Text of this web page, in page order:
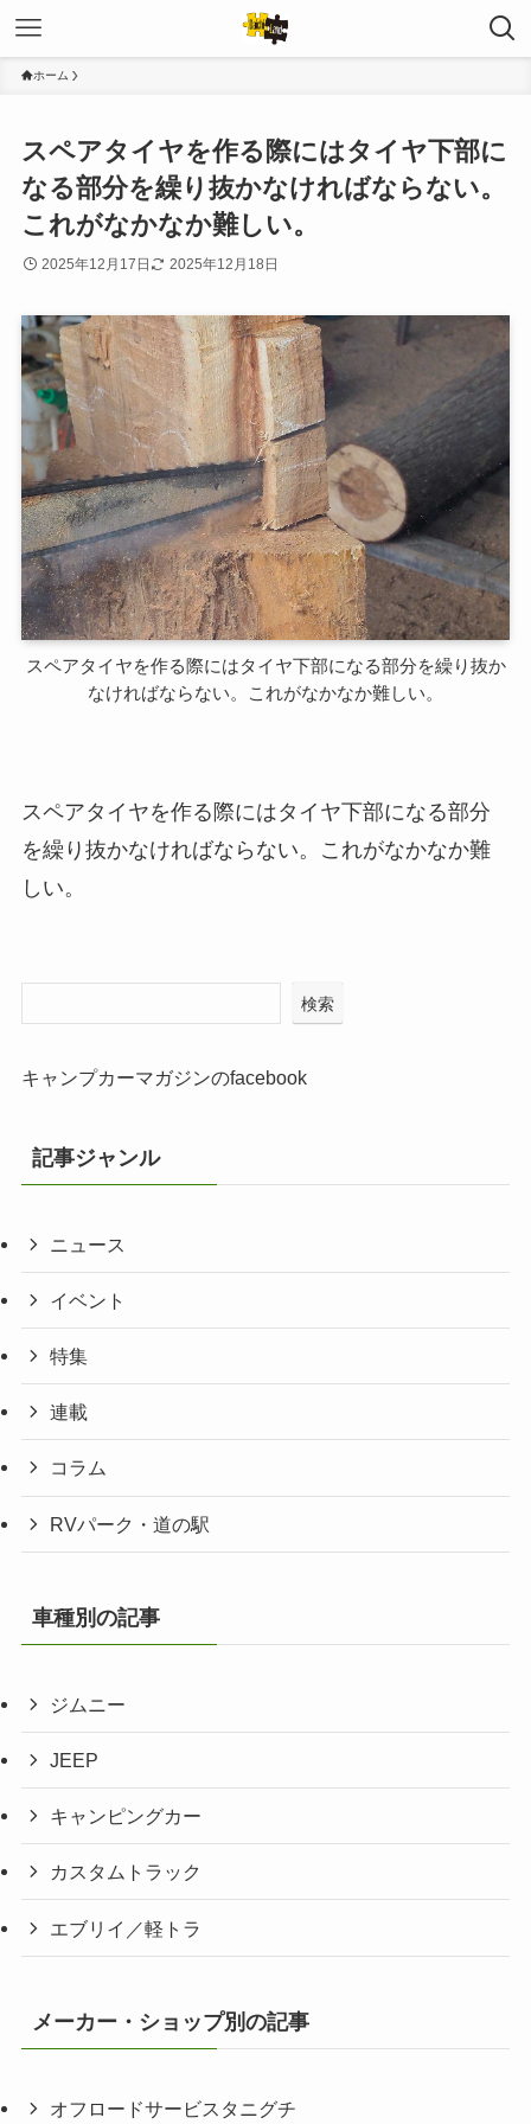
ホーム
スペアタイヤを作る際にはタイヤ下部に
なる部分を繰り抜かなければならない。
これがなかなか難しい。
2025年12月17日 2025年12月18日
スペアタイヤを作る際にはタイヤ下部になる部分を繰り抜か
なければならない。これがなかなか難しい。
スペアタイヤを作る際にはタイヤ下部になる部分
を繰り抜かなければならない。これがなかなか難
しい。
検索
キャンプカーマガジンのfacebook
記事ジャンル
ニュース
イベント
特集
連載
コラム
RVパーク・道の駅
車種別の記事
ジムニー
JEEP
キャンピングカー
カスタムトラック
エブリイ／軽トラ
メーカー・ショップ別の記事
オフロードサービスタニグチ